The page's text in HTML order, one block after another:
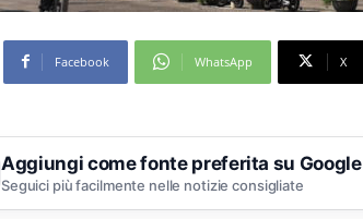
Facebook WhatsApp X
Aggiungi come fonte preferita su Google
Seguici più facilmente nelle notizie consigliate